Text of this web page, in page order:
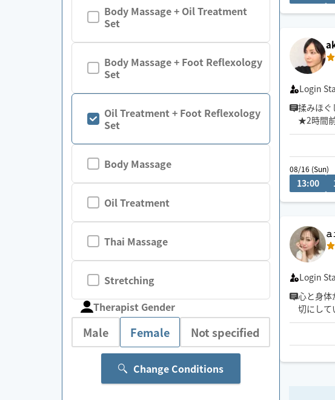
Body Massage + Oil Treatment
Set
Body Massage + Foot Reflexology
Set
Oil Treatment + Foot Reflexology
Set
Body Massage
Oil Treatment
Thai Massage
Stretching
Therapist Gender
Male Female Not specified
Change Conditions
​🎁 平日
Login
揉みほぐ
★2時間
★天候や
★施術中
い場合が
【移動範
大津市(
草津市
京都市(
きます
08/16 (Sun)
13:00
Login
心と身体
切にして
強さ調
スケジ
連絡下